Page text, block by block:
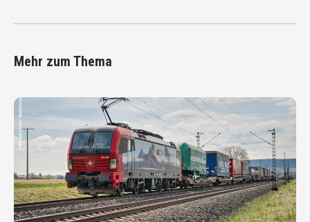
Mehr zum Thema